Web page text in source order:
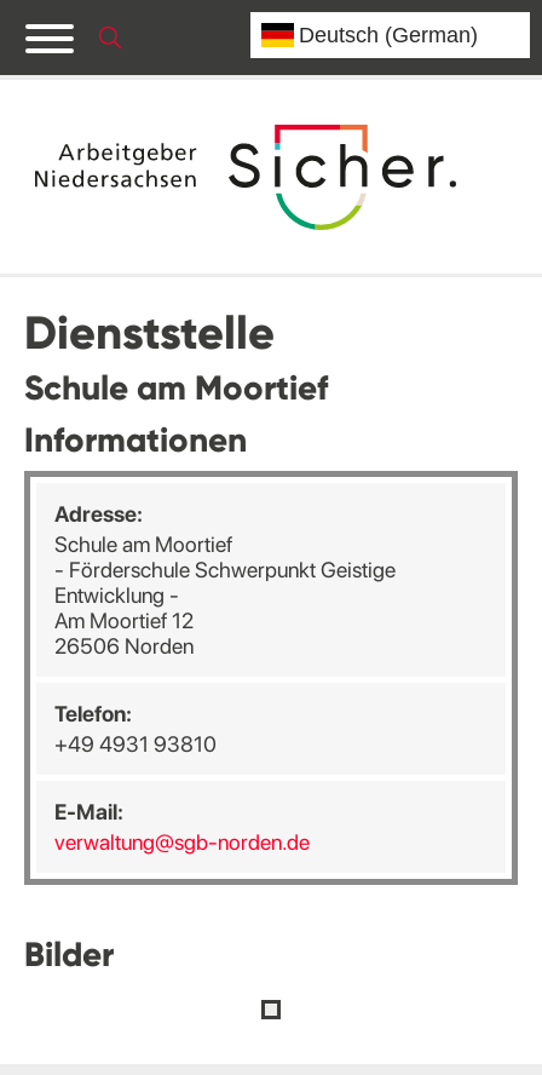
Dienststelle
Schule am Moortief
Informationen
Adresse:
Schule am Moortief
- Förderschule Schwerpunkt Geistige
Entwicklung -
Am Moortief 12
26506 Norden
Telefon:
+49 4931 93810
E-Mail:
verwaltung@sgb-norden.de
Bilder